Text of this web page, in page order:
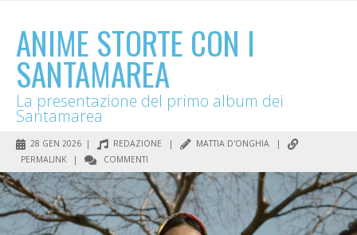
ANIME STORTE CON I
SANTAMAREA
La presentazione del primo album dei
Santamarea
28 GEN 2026 | REDAZIONE | MATTIA D'ONGHIA
|
PERMALINK
| COMMENTI